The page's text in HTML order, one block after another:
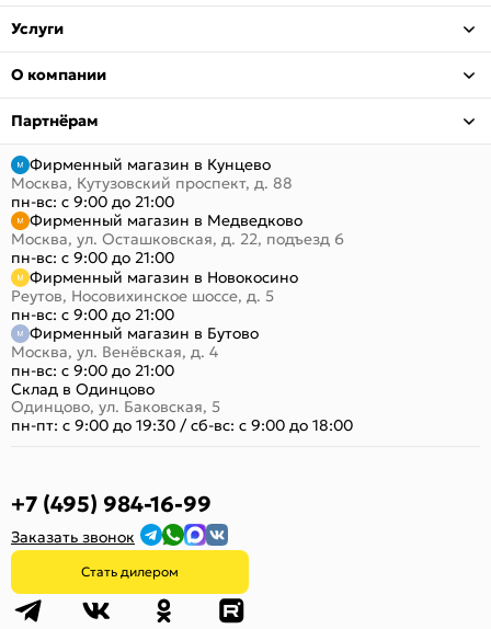
Услуги
О компании
Партнёрам
Фирменный магазин в Кунцево
Москва, Кутузовский проспект, д. 88
пн-вс: с 9:00 до 21:00
Фирменный магазин в Медведково
Москва, ул. Осташковская, д. 22, подъезд 6
пн-вс: с 9:00 до 21:00
Фирменный магазин в Новокосино
Реутов, Носовихинское шоссе, д. 5
пн-вс: с 9:00 до 21:00
Фирменный магазин в Бутово
Москва, ул. Венёвская, д. 4
пн-вс: с 9:00 до 21:00
Склад в Одинцово
Одинцово, ул. Баковская, 5
пн-пт: с 9:00 до 19:30 /сб-вс: с 9:00 до 18:00
+7 (495) 984-16-99
Заказать звонок
Стать дилером